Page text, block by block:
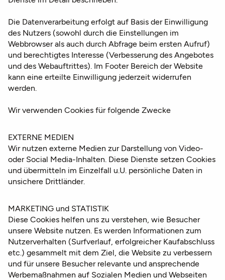
Die Datenverarbeitung erfolgt auf Basis der Einwilligung
des Nutzers (sowohl durch die Einstellungen im
Webbrowser als auch durch Abfrage beim ersten Aufruf)
und berechtigtes Interesse (Verbesserung des Angebotes
und des Webauftrittes). Im Footer Bereich der Website
kann eine erteilte Einwilligung jederzeit widerrufen
werden.
Wir verwenden Cookies für folgende Zwecke
EXTERNE MEDIEN
Wir nutzen externe Medien zur Darstellung von Video-
oder Social Media-Inhalten. Diese Dienste setzen Cookies
und übermitteln im Einzelfall u.U. persönliche Daten in
unsichere Drittländer.
MARKETING und STATISTIK
Diese Cookies helfen uns zu verstehen, wie Besucher
unsere Website nutzen. Es werden Informationen zum
Nutzerverhalten (Surfverlauf, erfolgreicher Kaufabschluss
etc.) gesammelt mit dem Ziel, die Website zu verbessern
und für unsere Besucher relevante und ansprechende
Werbemaßnahmen auf Sozialen Medien und Webseiten